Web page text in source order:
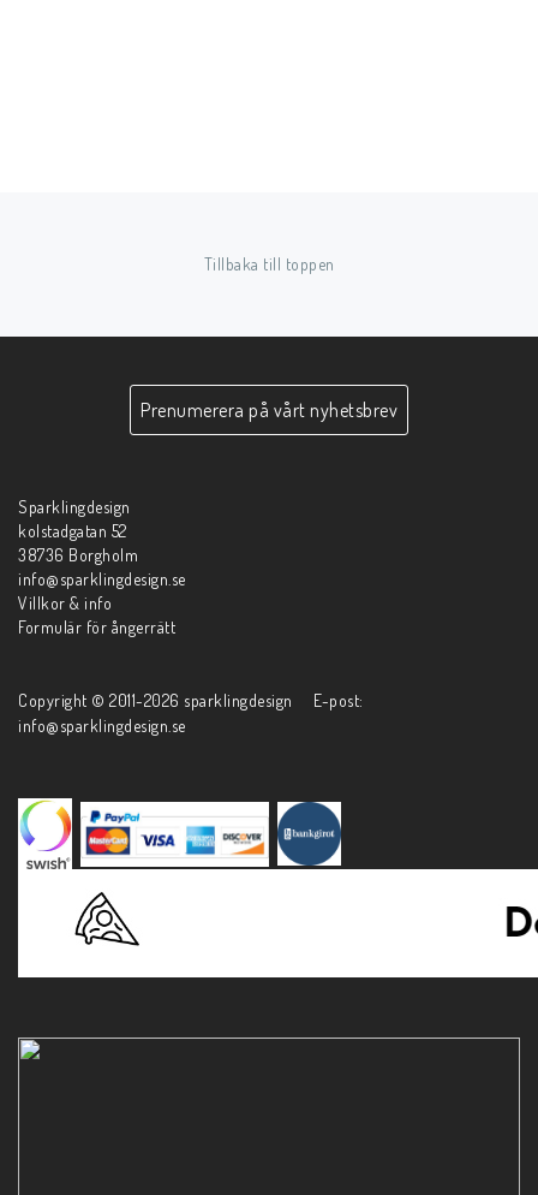
Tillbaka till toppen
Prenumerera på vårt nyhetsbrev
Sparklingdesign
kolstadgatan 52
38736 Borgholm
info@sparklingdesign.se
Villkor & info
Formulär för ångerrätt
Copyright © 2011-2026 sparklingdesign E-post:
info@sparklingdesign.se